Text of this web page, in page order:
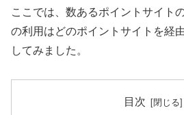
ここでは、数あるポイントサイト
の利用はどのポイントサイトを経
してみました。
目次